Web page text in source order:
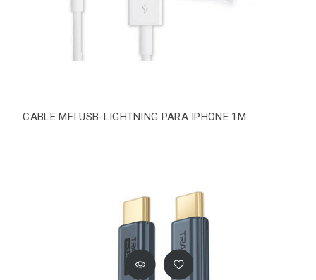
CABLE MFI USB-LIGHTNING PARA IPHONE 1M